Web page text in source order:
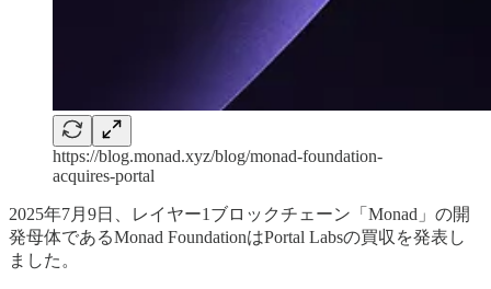
https://blog.monad.xyz/blog/monad-foundation-
acquires-portal
2025年7月9日、レイヤー1ブロックチェーン「Monad」の開
発母体であるMonad FoundationはPortal Labsの買収を発表し
ました。